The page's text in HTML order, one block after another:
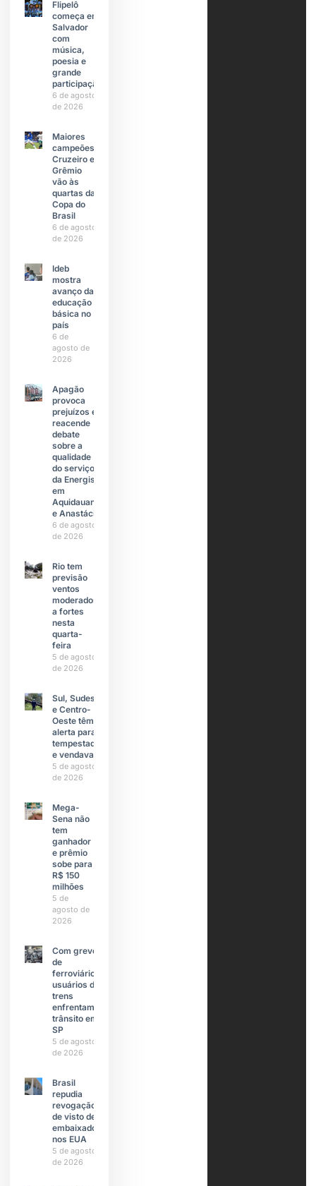
Flipelô
começa em
Salvador
com
música,
poesia e
grande
participação
6 de agosto
de 2026
Maiores
campeões,
Cruzeiro e
Grêmio
vão às
quartas da
Copa do
Brasil
6 de agosto
de 2026
Ideb
mostra
avanço da
educação
básica no
país
6 de
agosto de
2026
Apagão
provoca
prejuízos e
reacende
debate
sobre a
qualidade
do serviço
da Energisa
em
Aquidauana
e Anastácio
6 de agosto
de 2026
Rio tem
previsão
ventos
moderados
a fortes
nesta
quarta-
feira
5 de agosto
de 2026
Sul, Sudeste
e Centro-
Oeste têm
alerta para
tempestades
e vendavais
5 de agosto
de 2026
Mega-
Sena não
tem
ganhador
e prêmio
sobe para
R$ 150
milhões
5 de
agosto de
2026
Com greve
de
ferroviários,
usuários de
trens
enfrentam
trânsito em
SP
5 de agosto
de 2026
Brasil
repudia
revogação
de visto de
embaixadora
nos EUA
5 de agosto
de 2026